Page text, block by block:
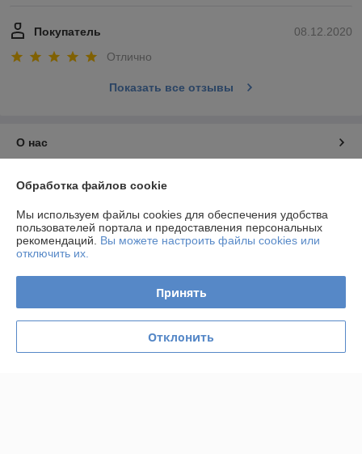
08.12.2020
Покупатель
Отлично
Показать все отзывы
О нас
Контакты
Доставка и оплата
График работы
Политика обработки cookies
Обработка файлов cookie
Мы используем файлы cookies для обеспечения удобства
пользователей портала и предоставления персональных
рекомендаций. Вы можете настроить файлы cookies или
отключить их.
Принять
Отклонить